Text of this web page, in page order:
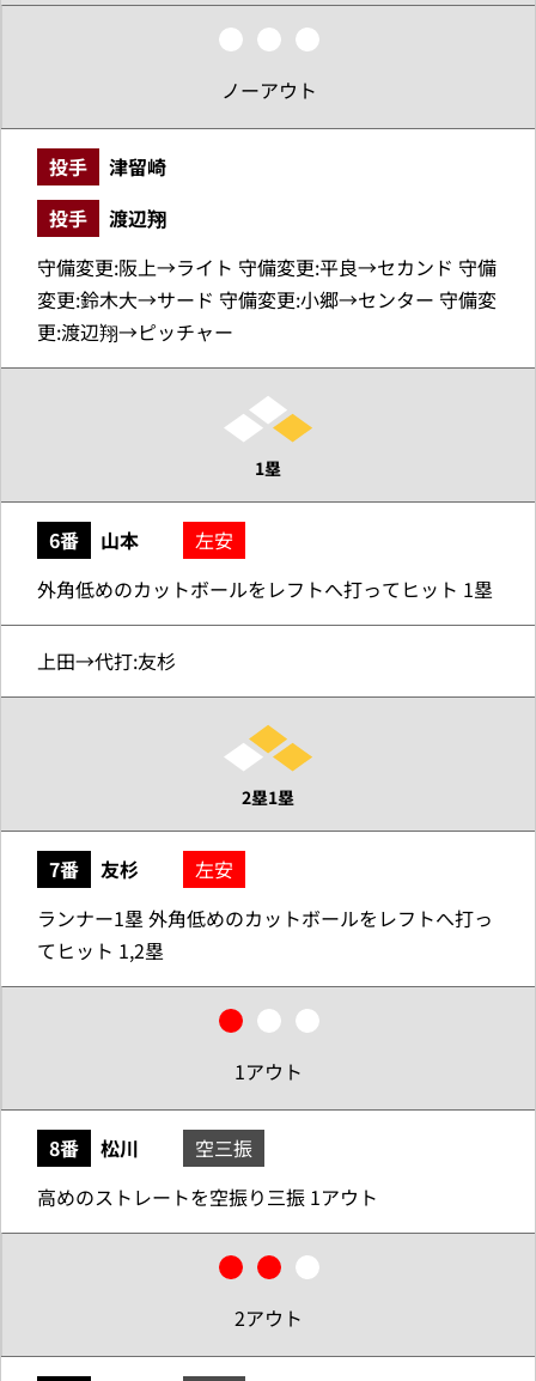
ノーアウト
投手
津留崎
投手
渡辺翔
守備変更:阪上→ライト 守備変更:平良→セカンド 守備
変更:鈴木大→サード 守備変更:小郷→センター 守備変
更:渡辺翔→ピッチャー
1塁
6番 山本
左安
外角低めのカットボールをレフトへ打ってヒット 1塁
上田→代打:友杉
2塁1塁
7番 友杉
左安
ランナー1塁 外角低めのカットボールをレフトへ打っ
てヒット 1,2塁
1アウト
8番 松川
空三振
高めのストレートを空振り三振 1アウト
2アウト